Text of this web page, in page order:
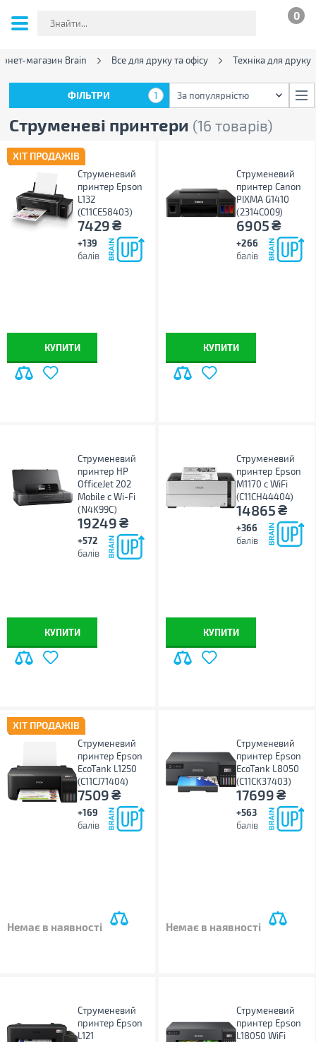
0
магазин Brain Все для друку та офісу Техніка для друку
Струменеві принтери (16 товарів)
ФІЛЬТРИ 1 За популярністю
ХІТ ПРОДАЖІВ
Струменевий
принтер Epson
L132
(C11CE58403)
7429₴
+139
балів
КУПИТИ
Струменевий
принтер Canon
PIXMA G1410
(2314C009)
6905₴
+266
балів
КУПИТИ
Струменевий
принтер HP
OfficeJet 202
Mobile c Wi-Fi
(N4K99C)
19249₴
+572
балів
КУПИТИ
Струменевий
принтер Epson
M1170 с WiFi
(C11CH44404)
14865₴
+366
балів
КУПИТИ
ХІТ ПРОДАЖІВ
Струменевий
принтер Epson
EcoTank L1250
(C11CJ71404)
7509₴
+169
балів
Немає в наявності
Струменевий
принтер Epson
EcoTank L8050
(C11CK37403)
17699₴
+563
балів
Немає в наявності
Струменевий
принтер Epson
L121
Струменевий
принтер Epson
L18050 WiFi
ФІЛЬТРИ 1 За популярністю